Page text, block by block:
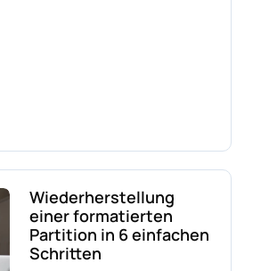
Wiederherstellung
einer formatierten
Partition in 6 einfachen
Schritten